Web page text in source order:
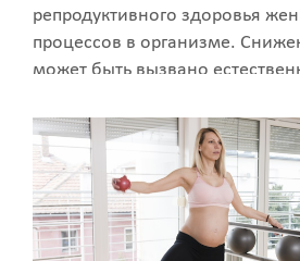
репродуктивного здоровья
процессов в организме.
может быть вызвано
о важности этих гормонов,
и последствиях их дефицита.